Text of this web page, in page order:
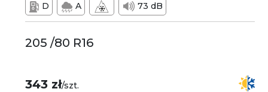
D A 73 dB
205 /80 R16
343 zł/szt.